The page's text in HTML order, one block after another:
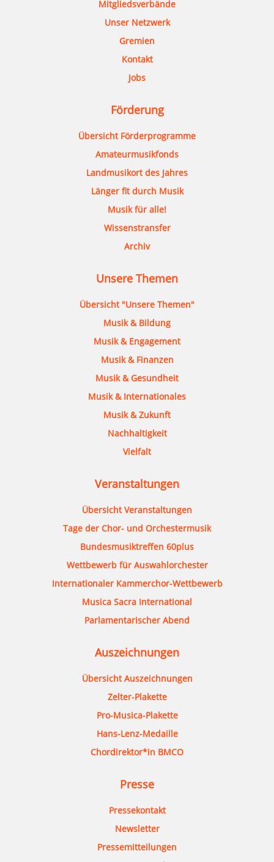
Mitgliedsverbände
Unser Netzwerk
Gremien
Kontakt
Jobs
Förderung
Übersicht Förderprogramme
Amateurmusikfonds
Landmusikort des Jahres
Länger fit durch Musik
Musik für alle!
Wissenstransfer
Archiv
Unsere Themen
Übersicht "Unsere Themen"
Musik & Bildung
Musik & Engagement
Musik & Finanzen
Musik & Gesundheit
Musik & Internationales
Musik & Zukunft
Nachhaltigkeit
Vielfalt
Veranstaltungen
Übersicht Veranstaltungen
Tage der Chor- und Orchestermusik
Bundesmusiktreffen 60plus
Wettbewerb für Auswahlorchester
Internationaler Kammerchor-Wettbewerb
Musica Sacra International
Parlamentarischer Abend
Auszeichnungen
Übersicht Auszeichnungen
Zelter-Plakette
Pro-Musica-Plakette
Hans-Lenz-Medaille
Chordirektor*in BMCO
Presse
Pressekontakt
Newsletter
Pressemitteilungen